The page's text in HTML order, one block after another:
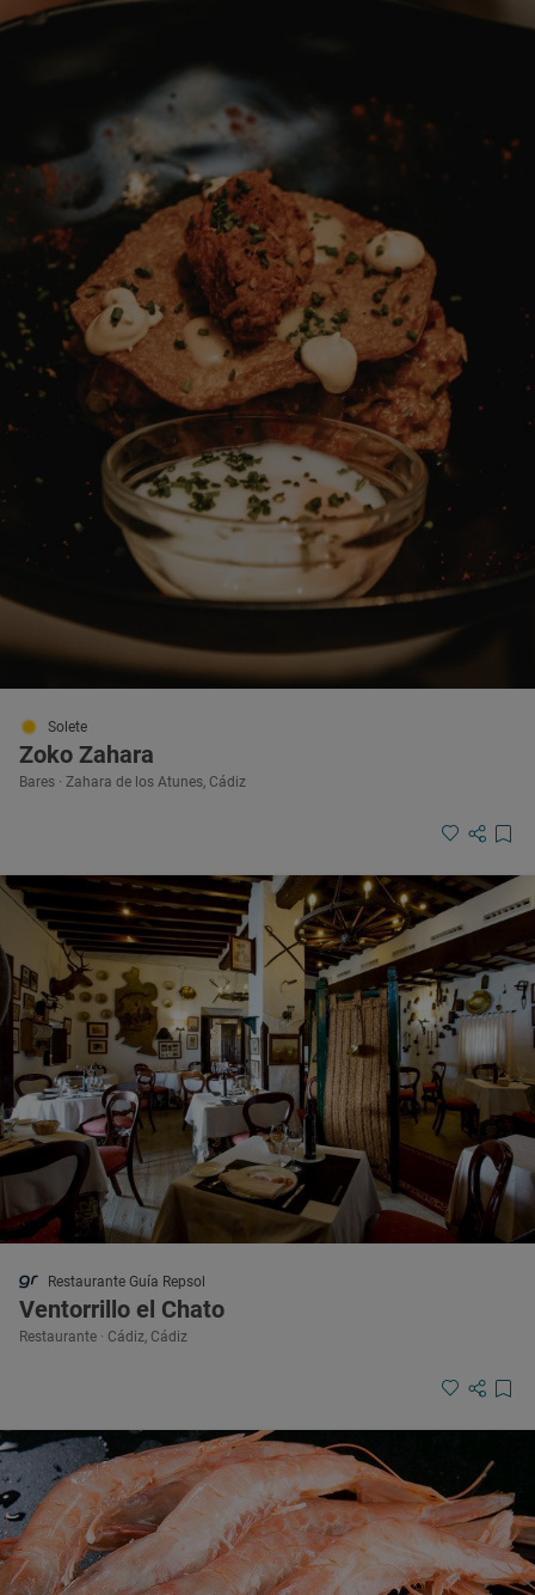
Solete
Zoko Zahara
Bares · Zahara de los Atunes, Cádiz
Restaurante Guía Repsol
Ventorrillo el Chato
Restaurante · Cádiz, Cádiz